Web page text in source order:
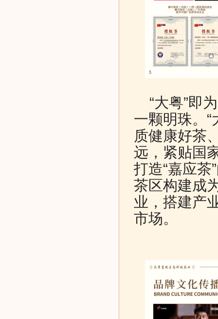
“大粤”即
一颗明珠。
质健康好茶
远，紧贴国
打造“嘉应茶
茶区构建成
业，搭建产
市场。